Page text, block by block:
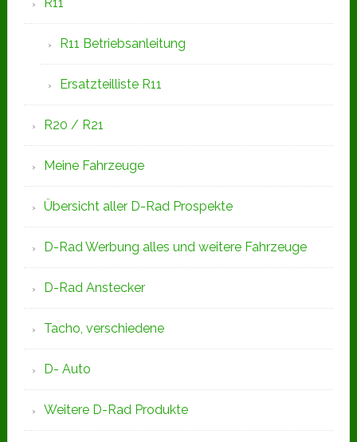
R11 Betriebsanleitung
Ersatzteilliste R11
R20 / R21
Meine Fahrzeuge
Übersicht aller D-Rad Prospekte
D-Rad Werbung alles und weitere Fahrzeuge
D-Rad Anstecker
Tacho, verschiedene
D- Auto
Weitere D-Rad Produkte